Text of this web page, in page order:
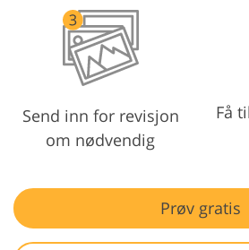
Send inn for revisjon
om nødvendig
Få
Prøv gratis